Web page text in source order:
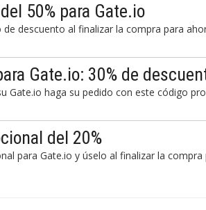
50% para Gate.io
descuento al finalizar la compra para
Gate.io: 30% de
Gate.io haga su pedido con este código
del 20%
para Gate.io y úselo al finalizar la compra